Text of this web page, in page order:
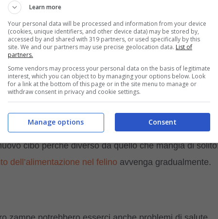
o nell’alimentazione
nella loro routine può confondere il nostro amico
cambiamento nell’ambiente di Micio, come
o l’aggiunta di nuovi mobili, ilgatto potrebbe non
essere la causa del comportamento di Micio. Infatti
cibo perché diverso da quello che mangia di
dell’alimentazione nel felino avvenga gradualmente.
Learn more
Your personal data will be processed and information from your device
(cookies, unique identifiers, and other device data) may be stored by,
accessed by and shared with 319 partners, or used specifically by this
site. We and our partners may use precise geolocation data. List of
partners.
Some vendors may process your personal data on the basis of legitimate
interest, which you can object to by managing your options below. Look
for a link at the bottom of this page or in the site menu to manage or
withdraw consent in privacy and cookie settings.
Consent
Manage options